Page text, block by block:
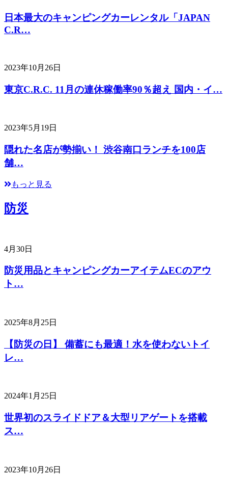
日本最大のキャンピングカーレンタル「JAPAN
C.R…
2023年10月26日
東京C.R.C. 11月の連休稼働率90％超え 国内・イ…
2023年5月19日
隠れた名店が勢揃い！ 渋谷南口ランチを100店
舗…
もっと見る
防災
4月30日
防災用品とキャンピングカーアイテムECのアウ
ト…
2025年8月25日
【防災の日】 備蓄にも最適！水を使わないトイ
レ…
2024年1月25日
世界初のスライドドア＆大型リアゲートを搭載
ス…
2023年10月26日